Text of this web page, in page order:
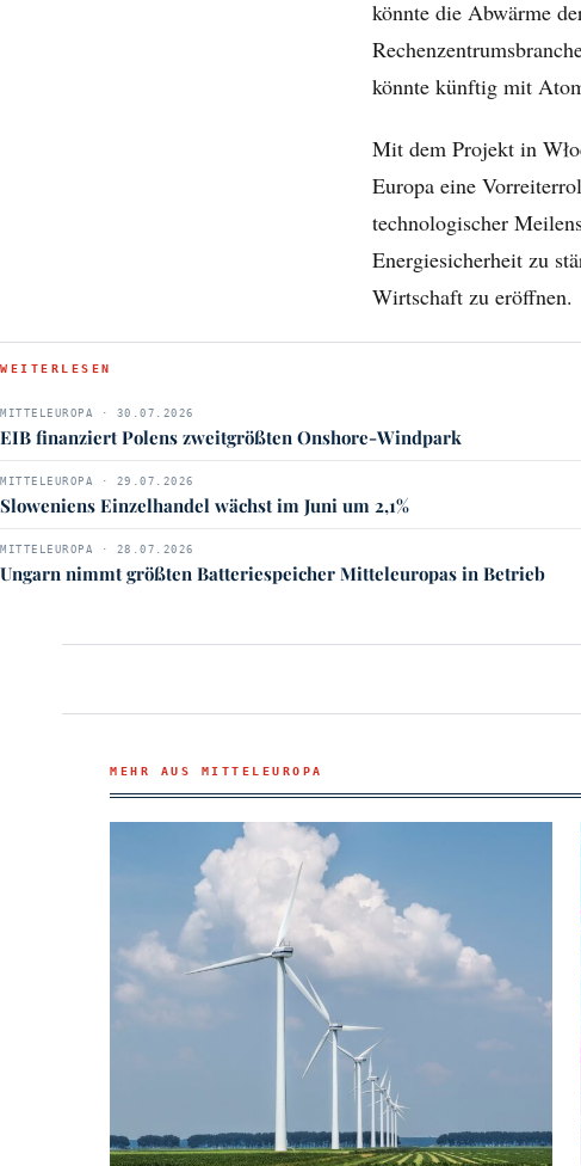
könnte die Abwärme
könnte künftig mit
Mit dem Projekt in
Europa eine
technologischer
Energiesicherheit zu
Wirtschaft zu eröffnen.
WEITERLESEN
MITTELEUROPA · 30.07.2026
EIB finanziert Polens zweitgrößten Onshore-Windpark
MITTELEUROPA · 29.07.2026
Sloweniens Einzelhandel wächst im Juni um 2,1%
MITTELEUROPA · 28.07.2026
Ungarn nimmt größten Batteriespeicher Mitteleuropas in Betrieb
MEHR AUS MITTELEUROPA